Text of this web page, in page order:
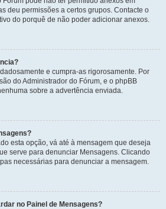
deu permissões a certos grupos. Contacte o
do porquê de não poder adicionar anexos.
e cumpra-as rigorosamente. Por
do Administrador do Fórum, e o phpBB
sobre a advertência enviada.
esta opção, vá até à mensagem que deseja
serve para denunciar Mensagens. Clicando
necessárias para denunciar a mensagem.
no Painel de Mensagens?